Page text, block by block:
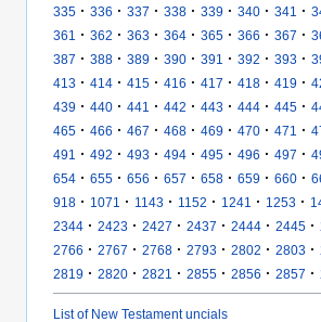
335 · 336 · 337 · 338 · 339 · 340 · 341 ·
361
· 362 · 363 · 364 · 365 · 366 · 367 ·
387 · 388 · 389 · 390 · 391 · 392 · 393 ·
413 · 414 · 415 · 416 · 417 · 418 · 419 ·
439 · 440 · 441 · 442 · 443 · 444 · 445 ·
465 · 466 · 467 · 468 · 469 · 470 · 471 ·
491
· 492 · 493 · 494 · 495 · 496 · 497 ·
654 · 655 · 656 · 657 · 658 · 659 · 660 ·
918 · 1071 · 1143 · 1152 · 1241 · 1253 ·
2344 · 2423 · 2427 · 2437 · 2444 · 2445 ·
2766 · 2767 · 2768 · 2793 · 2802 · 2803 ·
2819 · 2820 · 2821 · 2855 · 2856 · 2857 ·
List of New Testament uncials